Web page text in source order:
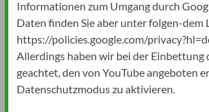
Informationen zum Umgang durch
Daten finden Sie aber unter folgen-dem
https://policies.google.com/
Allerdings haben wir bei der Einbettung
geachtet, den von YouTube angeboten
Datenschutzmodus zu aktivieren.